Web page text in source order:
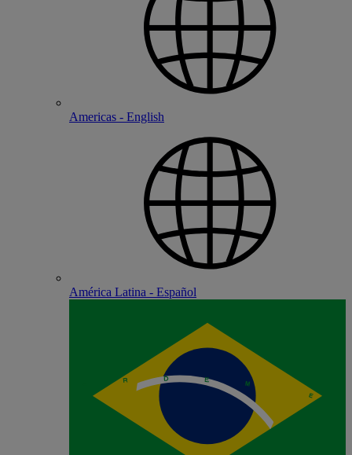
Americas - English
América Latina - Español